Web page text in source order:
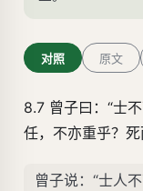
对照 原文
8.7 曾子曰：“士
任，不亦重乎？
曾子说：“士人